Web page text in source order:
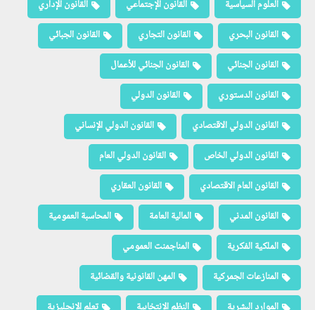
العلوم السياسية
القانون الإجتماعي
القانون الإداري
القانون البحري
القانون التجاري
القانون الجبائي
القانون الجنائي
القانون الجنائي للأعمال
القانون الدستوري
القانون الدولي
القانون الدولي الاقتصادي
القانون الدولي الإنساني
القانون الدولي الخاص
القانون الدولي العام
القانون العام الاقتصادي
القانون العقاري
القانون المدني
المالية العامة
المحاسبة العمومية
الملكية الفكرية
المناجمنت العمومي
المنازعات الجمركية
المهن القانونية والقضائية